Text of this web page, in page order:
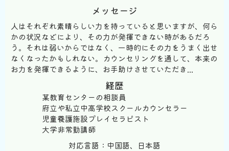
メッセージ
人はそれぞれ素晴らしい力を持っていると思いますが、何ら
かの状況などにより、その力が発揮できない時があるだろ
う。それは弱いからではなく、一時的にその力をうまく出せ
なくなったかもしれない。カウンセリングを通して、本来の
お力を発揮できるように、お手助けさせていただき...
経歴
某教育センターの相談員
府立や私立中高学校スクールカウンセラー
児童養護施設プレイセラピスト
大学非常勤講師
対応言語：中国語、日本語